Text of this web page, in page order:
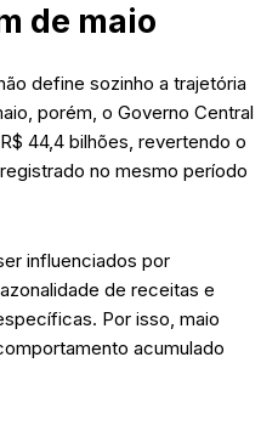
de maio
define sozinho a trajetória
porém, o Governo Central
44,4 bilhões, revertendo o
no mesmo período
influenciados por
de receitas e
Por isso, maio
acumulado